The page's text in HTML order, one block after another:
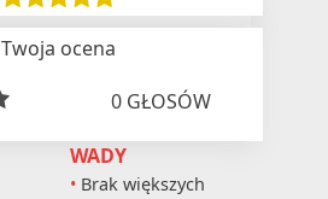
Twoja ocena
0GŁOSÓW
WADY
Brak większych